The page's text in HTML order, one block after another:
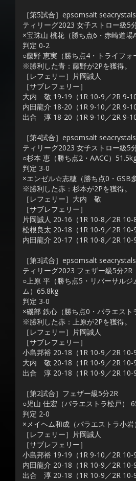
［第5試合］epsomsalt
ティリーグ2023 女子ストロー級5
×宝珠山 桃花（勝ち点6・赤崎道場
判定 0-2
○藤野 恵実（勝ち点4・トライフォ
※勝利した青：藤野が2Pを獲得。
［レフェリー］片岡誠人
［サブレフェリー］
大内 敬 19-19（1R 10-9／2R 9-10
内田龍介 18-20（1R 9-10／2R 9-10
出合 淳 18-20（1R 9-10／2R 9-10
［第4試合］epsomsalt
ティリーグ2023 女子ストロー級5
○杉本 恵（勝ち点2・AACC）
判定 3-0
×エンゼル☆志穂（勝ち点0・GSB
※勝利した赤：杉本が2Pを獲得。
［レフェリー］大内 敬
［サブレフェリー］
片岡誠人 20-16（1R 10-8／2R 10-8
松根良太 20-18（1R 10-9／2R 10-9
内田龍介 20-17（1R 10-8／2R 10-9
［第3試合］epsomsalt
ティリーグ2023 フェザー級5分2R
○上原 平（勝ち点5・リバーサルジ
ム）65.8kg
判定 3-0
×磯部 鉄心（勝ち点0・パラエスト
※勝利した赤：上原が2Pを獲得。
［レフェリー］片岡誠人
［サブレフェリー］
小島邦裕 20-18（1R 10-9／2R 10-9
大内 敬 20-18（1R 10-9／2R 10-9
出合 淳 20-18（1R 10-9／2R 10-9
［第2試合］フェザー級5分2R
○児山 佳宏（パラエストラ松戸）
判定 2-0
×メイヘム和成（パラエストラ小
［レフェリー］片岡誠人
［サブレフェリー］
小島邦裕 19-19（1R 9-10／2R 10-9
内田龍介 20-18（1R 10-9／2R 10-9
出合 淳 20-18（1R 10-9／2R 10-9